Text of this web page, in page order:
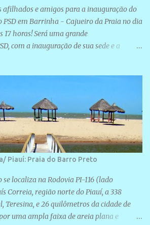
afilhados e amigos para a inauguração do
em Barrinha - Cajueiro da Praia no dia
17 horas! Será uma grande
com a inauguração de sua sede e a
Piauí: Praia do Barro Preto
localiza na Rodovia PI-116 (lado
Correia, região norte do Piauí, a 338
Teresina, e 26 quilômetros da cidade de
uma ampla faixa de areia plana e